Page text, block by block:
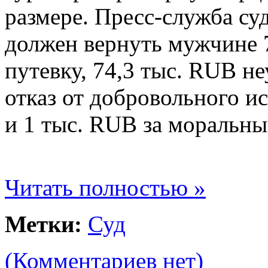
размере. Пресс-служба
должен вернуть мужчине
путевку, 74,3 тыс. RUB
отказ от добровольного
и 1 тыс. RUB за
Читать полностью »
Метки: Суд
(Комментариев нет)